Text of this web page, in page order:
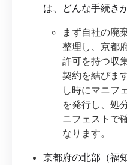
は、どんな手続き
まず自社の廃
整理し、京都
許可を持つ収
契約を結びま
し時にマニフ
を発行し、処
ニフェストで
なります。
京都府の北部（福